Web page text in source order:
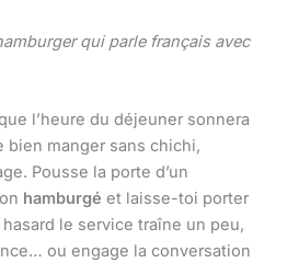
qui parle français avec
l’heure du déjeuner sonnera
bien manger sans chichi,
Pousse la porte d’un
hamburgé et laisse-toi porter
hasard le service traîne un peu,
ou engage la conversation